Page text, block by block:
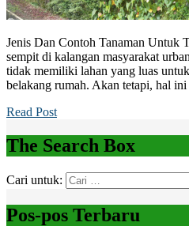
Jenis Dan Contoh Tanaman Untuk
sempit di kalangan masyarakat
tidak memiliki lahan yang luas
belakang rumah. Akan tetapi, hal
Read Post
The Search Box
Cari untuk:
Pos-pos Terbaru